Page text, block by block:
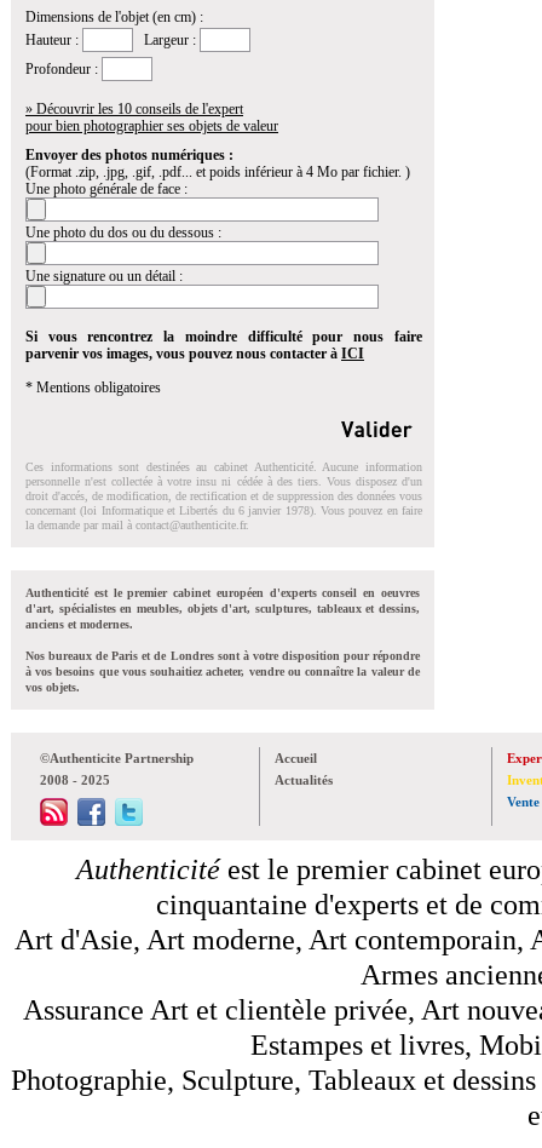
Dimensions de l'objet (en cm) :
Hauteur :
Largeur :
Profondeur :
» Découvrir les 10 conseils de l'expert
pour bien photographier ses objets de valeur
Envoyer des photos numériques :
(Format .zip, .jpg, .gif, .pdf... et poids inférieur à 4 Mo par fichier. )
Une photo générale de face :
Une photo du dos ou du dessous :
Une signature ou un détail :
Si vous rencontrez la moindre difficulté pour nous faire
parvenir vos images, vous pouvez nous contacter à ICI
* Mentions obligatoires
Ces informations sont destinées au cabinet Authenticité. Aucune information
personnelle n'est collectée à votre insu ni cédée à des tiers. Vous disposez d'un
droit d'accés, de modification, de rectification et de suppression des données vous
concernant (loi Informatique et Libertés du 6 janvier 1978). Vous pouvez en faire
la demande par mail à contact@authenticite.fr.
Authenticité est le premier cabinet européen d'experts conseil en oeuvres
d'art, spécialistes en meubles, objets d'art, sculptures, tableaux et dessins,
anciens et modernes.
Nos bureaux de Paris et de Londres sont à votre disposition pour répondre
à vos besoins que vous souhaitiez acheter, vendre ou connaître la valeur de
vos objets.
©Authenticite Partnership
2008 - 2025
Accueil
Actualités
Vente
Authenticitéest le premier cabinet
cinquantaine d'experts et de
Art d'Asie, Art moderne, Art contemporain,
Armes
Assurance Art et clientèle privée, Art
Estampes et livres,
Photographie, Sculpture, Tableaux et